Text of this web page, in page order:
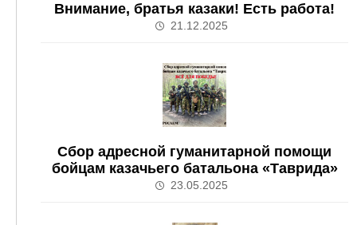
Внимание, братья казаки! Есть работа!
21.12.2025
Сбор адресной гуманитарной помощи
бойцам казачьего батальона «Таврида»
23.05.2025